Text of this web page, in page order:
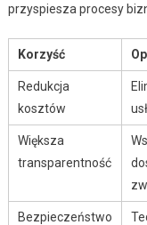
przyspiesza procesy
Korzyść
Redukcja
kosztów
Większa
transparentność
Bezpieczeństwo